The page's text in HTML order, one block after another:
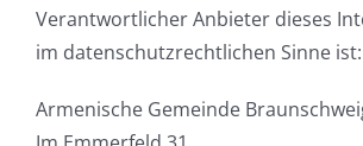
Verantwortlicher Anbieter dieses
im datenschutzrechtlichen Sinne ist:
Armenische Gemeinde